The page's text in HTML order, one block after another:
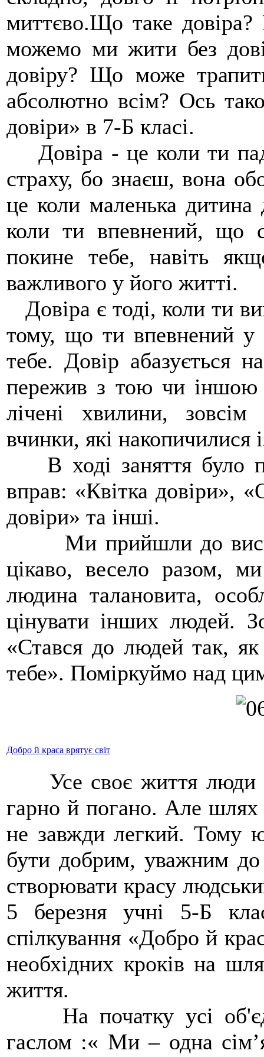
миттєво.Що таке
можемо ми жити без
довіру? Що може
абсолютно всім? Ось
довіри» в 7-Б класі.
Довіра - це коли ти
страху, бо знаєш, вона
це коли маленька дитина
коли ти впевнений, що
покине тебе, навіть
важливого у його житті.
Довіра є тоді, коли ти
тому, що ти впевнений у
тебе. Довір абазується
пережив з тою чи іншою
лічені хвилини,
вчинки, які накопичилися
В ході заняття було
вправ: «Квітка довіри»,
довіри» та інші.
Ми прийшли до
цікаво, весело разом,
людина талановита,
цінувати інших людей.
«Стався до людей так,
тебе». Поміркуймо над
Добро й краса врятує світ
Усе своє життя люди
гарно й погано. Але шлях
не завжди легкий. Тому
бути добрим, уважним
створювати красу
5 березня учні 5-Б
спілкування «Добро й
необхідних кроків на
життя.
На початку усі
гаслом :« Ми – одна